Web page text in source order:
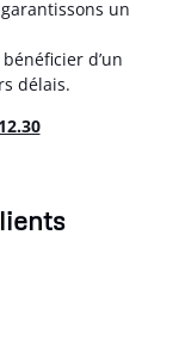
un
d’un
délais.